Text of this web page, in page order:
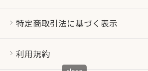
特定商取引法に基づく表示
利用規約